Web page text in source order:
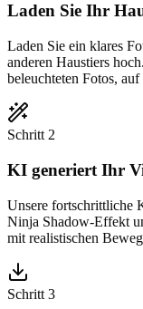
Laden Sie Ihr
Laden Sie ein klares
anderen Haustiers
beleuchteten Fotos,
Schritt 2
KI generiert Ihr
Unsere fortschrittliche
Ninja Shadow-Effekt
mit realistischen
Schritt 3